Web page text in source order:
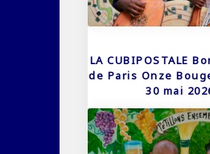
LA CUBIPOSTALE
de Paris Onze
30 mai